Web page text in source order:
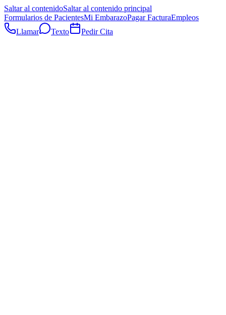
Saltar al contenidoSaltar al contenido principal
Formularios de PacientesMi EmbarazoPagar FacturaEmpleos
Llamar
Texto Pedir Cita